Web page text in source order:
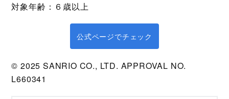
対象年齢：６歳以上
公式ページでチェック
©️ 2025 SANRIO CO., LTD. APPROVAL NO.
L660341